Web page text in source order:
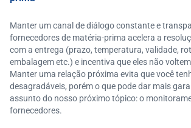
Manter um canal de diálogo constante e
fornecedores de matéria-prima acelera a
com a entrega (prazo, temperatura, validade,
embalagem etc.) e incentiva que eles não
Manter uma relação próxima evita que você
desagradáveis, porém o que pode dar mais
assunto do nosso próximo tópico: o
fornecedores.